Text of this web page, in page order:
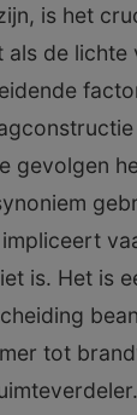
is het
als de lichte
gevolgen
is. Het is
tot